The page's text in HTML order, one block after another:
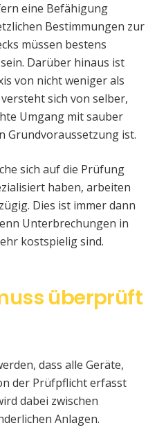
eine Befähigung
Bestimmungen zur
müssen bestens
Darüber hinaus ist
von nicht weniger als
sich von selber,
Umgang mit sauber
Grundvoraussetzung ist.
sich auf die Prüfung
haben, arbeiten
Dies ist immer dann
Unterbrechungen in
kostspielig sind.
überprüft
dass alle Geräte,
der Prüfpflicht erfasst
dabei zwischen
Anlagen.